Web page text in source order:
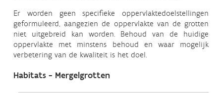
Er worden geen specifieke oppervlaktedoelstellingen
geformuleerd, aangezien de oppervlakte van de grotten
niet uitgebreid kan worden. Behoud van de huidige
oppervlakte met minstens behoud en waar mogelijk
verbetering van de kwaliteit is het doel.
Habitats - Mergelgrotten